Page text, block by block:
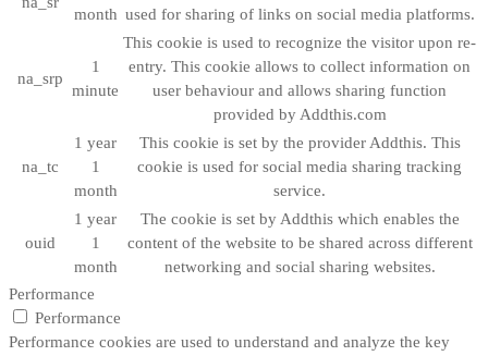
month used for sharing of links on social media platforms.
na_srp
1
minute
This cookie is used to recognize the visitor upon re-
entry. This cookie allows to collect information on
user behaviour and allows sharing function
provided by Addthis.com
na_tc
1 year
1
month
This cookie is set by the provider Addthis. This
cookie is used for social media sharing tracking
service.
ouid
1 year
1
month
The cookie is set by Addthis which enables the
content of the website to be shared across different
networking and social sharing websites.
Performance
Performance
Performance cookies are used to understand and analyze the key